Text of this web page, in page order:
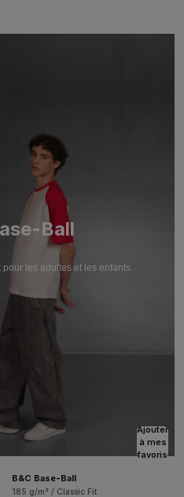
Ball
les adultes et les enfants.
Ajouter
à mes
favoris
B&C Base-Ball
185 g/m² / Classic Fit